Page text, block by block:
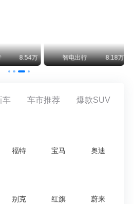
智电出行 8.18万 智电出行
车 车市推荐 爆款SUV
福特 宝马 奥迪
别克 红旗 蔚来